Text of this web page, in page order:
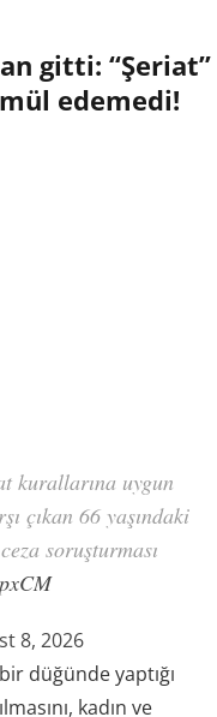
gitti: “Şeriat”
edemedi!
kurallarına uygun
çıkan 66 yaşındaki
soruşturması
8, 2026
düğünde yaptığı
kadın ve